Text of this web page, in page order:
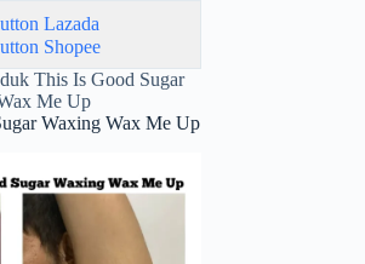
This Is Good Sugar
Me Up
Waxing Wax Me Up